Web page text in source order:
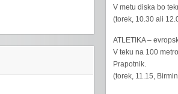
V metu diska bo
(torek, 10.30 ali
ATLETIKA –
V teku na 100
Prapotnik.
(torek, 11.15,